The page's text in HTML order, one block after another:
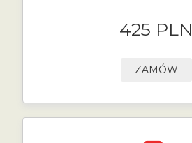
425 PLN
ZAMÓW